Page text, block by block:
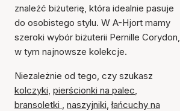
znaleźć biżuterię, która idealnie pasuje
do osobistego stylu. W A-Hjort mamy
szeroki wybór biżuterii Pernille Corydon,
w tym najnowsze kolekcje.
Niezależnie od tego, czy szukasz
kolczyki, pierścionki na palec,
bransoletki , naszyjniki,łańcuchy na